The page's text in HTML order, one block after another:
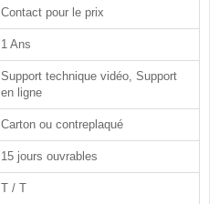
Contact pour le prix
1 Ans
Support technique vidéo, Support
en ligne
Carton ou contreplaqué
15 jours ouvrables
T / T